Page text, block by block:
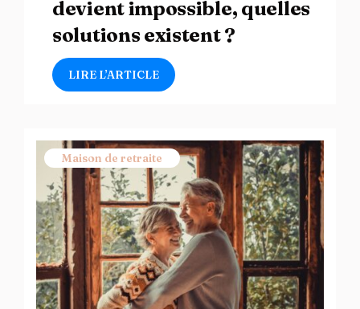
devient impossible, quelles
solutions existent ?
LIRE L’ARTICLE
Maison de retraite